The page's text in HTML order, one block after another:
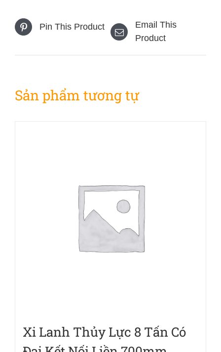
Pin This Product
Email This
Product
Sản phẩm tương tự
Xi Lanh Thủy Lực 8 Tấn Có